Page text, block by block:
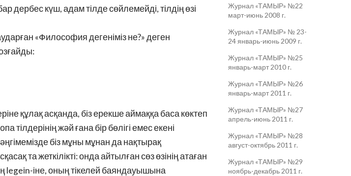
дербес күш, адам тілде сөйлемейді, тілдің өзі
«Философия дегеніміз не?» деген
құлақ асқанда, біз ерекше аймаққа баса көктеп
тілдерінің жәй ғана бір бөлігі емес екені
біз мұны мұнан да нақтырақ
та жеткілікті: онда айтылған сөз өзінің атаған
legeіn-іне, оның тікелей баяндауышына
Журнал «ТАМЫР» №22
март-июнь 2008 г.
Журнал «ТАМЫР» № 23-
24 январь-июнь 2009 г.
Журнал «ТАМЫР» №25
январь-март 2010 г.
Журнал «ТАМЫР» №26
январь-март 2011 г.
Журнал «ТАМЫР» №27
апрель-июнь 2011 г.
Журнал «ТАМЫР» №28
август-октябрь 2011 г.
Журнал «ТАМЫР» №29
ноябрь-декабрь 2011 г.